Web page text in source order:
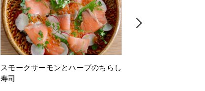
スモークサーモンとハーブのちらし
寿司